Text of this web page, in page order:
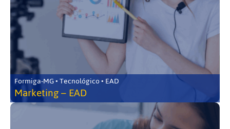
Formiga-MG • Tecnológico • EAD
Marketing – EAD